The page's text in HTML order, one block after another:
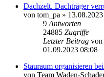
Dachzelt. Dachträger
von tom_pa »
9 Antworten
24885 Zugriffe
Letzter Beitrag von
01.09.2023 08:08
Stauraum organisieren
von Team Waden-